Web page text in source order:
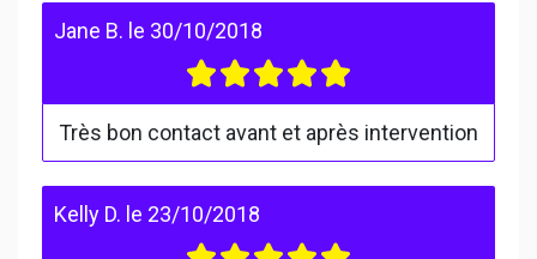
Jane B. le 30/10/2018
Très bon contact avant et après intervention
Kelly D. le 23/10/2018